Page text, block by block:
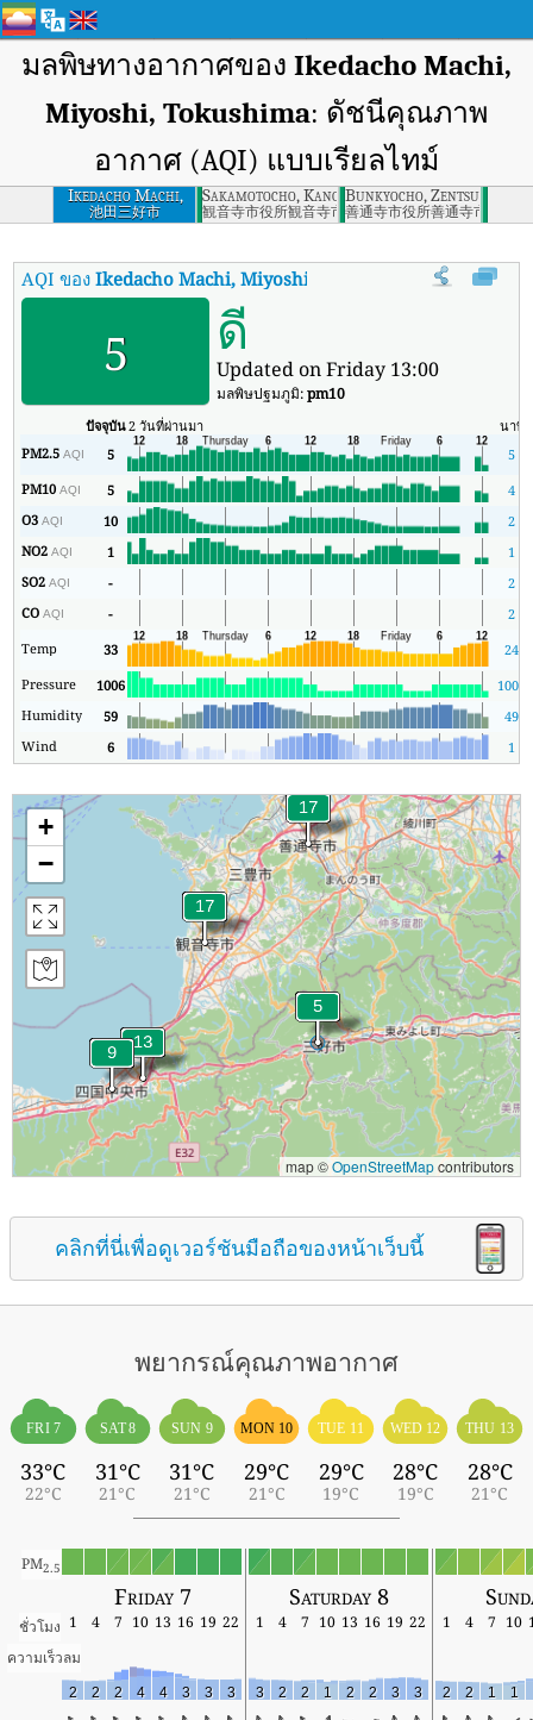
มลพิษทางอากาศของ Ikedacho Machi,
Miyoshi, Tokushima: ดัชนีคุณภาพ
อากาศ (AQI) แบบเรียลไทม์
Ikedacho Machi,
Miyoshi, Tokushima
池田三好市
Sakamotocho, Kanonji, Kagawa
観音寺市役所観音寺市
Bunkyocho, Zentsuji,
善通寺市役所善通寺市
AQI ของIkedacho Machi, Miyoshi, Tokushima ดัชนีคุณภาพอาก
5 ดี
Updated on Friday 13:00
มลพิษปฐมภูมิ:pm10
ปัจจุบัน2 วันที่ผ่านมา นาที
PM2.5AQI 5
5
PM10AQI 5
4
O3AQI 10
2
NO2AQI 1
1
SO2AQI -
2
COAQI -
2
Temp
33
24
Pressure
1006 1006
Humidity
59
49
Wind
6 1
+
−
map ©OpenStreetMapcontributors
คลิกที่นี่เพื่อดูเวอร์ชันมือถือของหน้าเว็บนี้
พยากรณ์คุณภาพอากาศ
FRI 7
33°C
22°C
SAT 8
31°C
21°C
SUN 9
31°C
21°C
MON 10
29°C
21°C
TUE 11
29°C
19°C
WED 12
28°C
19°C
THU 13
28°C
21°C
PM2.5
Friday 7 Saturday 8
ชั่วโมง 1 4 7 10 13 16 19 22 1 4 7 10 13 16 19 22 1 4 7 10
ความเร็วลม
2 2 2 4 4 3 3 3 3 2 2 1 2 2 3 3 2 2 1 1